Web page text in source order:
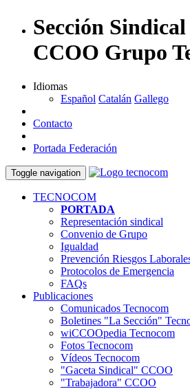
Sección
CCOO Grupo
Idiomas
Español Catalán Gallego
Contacto
Portada Federación
Toggle navigation
TECNOCOM
PORTADA
Representación sindical
Convenio de Grupo
Igualdad
Prevención Riesgos
Protocolos de Emergencia
FAQs
Publicaciones
Comunicados Tecnocom
Boletines "La Sección"
wiCCOOpedia Tecnocom
Fotos Tecnocom
Vídeos Tecnocom
"Gaceta Sindical" CCOO
"Trabajadora" CCOO